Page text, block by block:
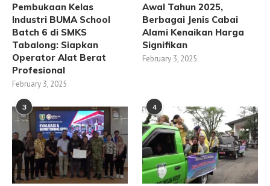
Pembukaan Kelas
Industri BUMA School
Batch 6 di SMKS
Tabalong: Siapkan
Operator Alat Berat
Profesional
February 3, 2025
Awal Tahun 2025,
Berbagai Jenis Cabai
Alami Kenaikan Harga
Signifikan
February 3, 2025
3 4